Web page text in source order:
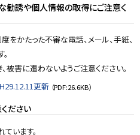
勧誘や個人情報の取得にご注意く
かたった不審な電話、メール、手紙、
害に遭わないようご注意ください。
更新 （PDF:26.6KB）
ださい
います。